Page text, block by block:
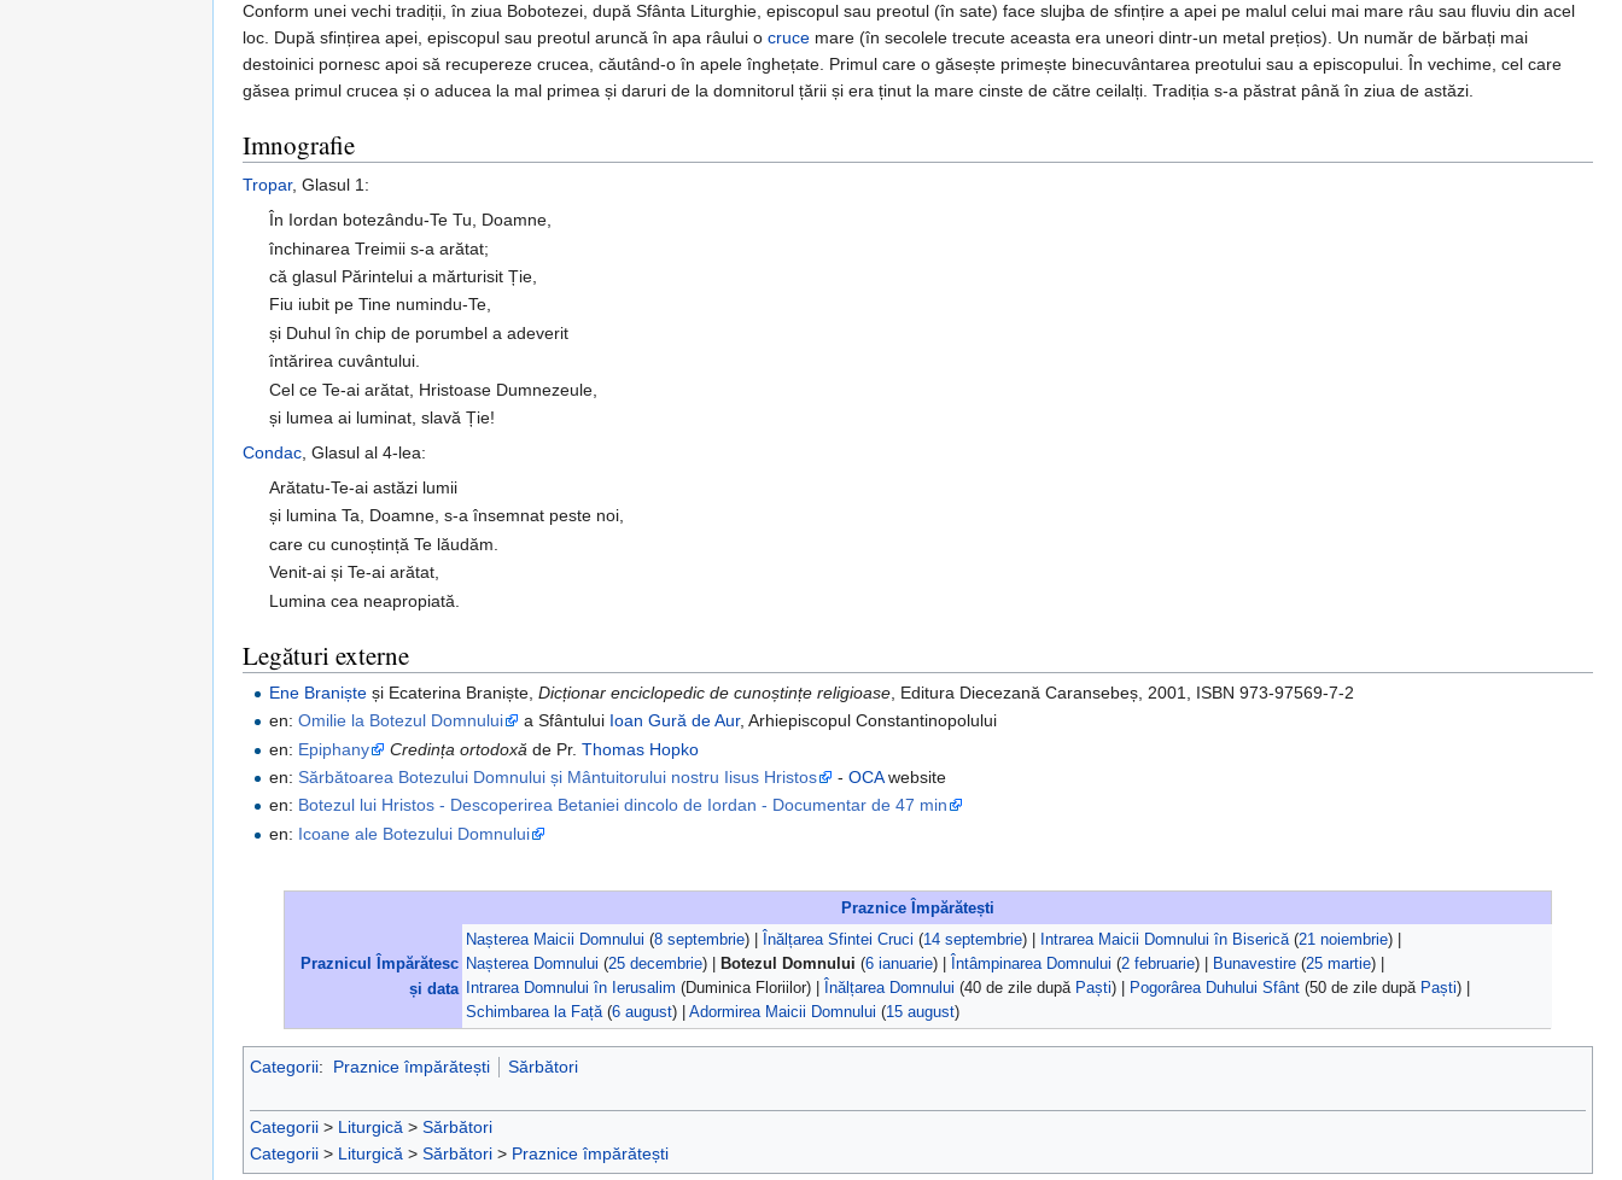
Conform unei vechi tradiții, în ziua Bobotezei, după Sfânta Liturghie, episcopul sau preotul (în sate) face slujba de sfințire a apei pe malul celui mai mare râu sau fluviu din acel
loc. După sfințirea apei, episcopul sau preotul aruncă în apa râului o cruce mare (în secolele trecute aceasta era uneori dintr-un metal prețios). Un număr de bărbați mai
destoinici pornesc apoi să recupereze crucea, căutând-o în apele înghețate. Primul care o găsește primește binecuvântarea preotului sau a episcopului. În vechime, cel care
găsea primul crucea și o aducea la mal primea și daruri de la domnitorul țării și era ținut la mare cinste de către ceilalți. Tradiția s-a păstrat până în ziua de astăzi.
Imnografie
Tropar, Glasul 1:
În Iordan botezându-Te Tu, Doamne,
închinarea Treimii s-a arătat;
că glasul Părintelui a mărturisit Ție,
Fiu iubit pe Tine numindu-Te,
și Duhul în chip de porumbel a adeverit
întărirea cuvântului.
Cel ce Te-ai arătat, Hristoase Dumnezeule,
și lumea ai luminat, slavă Ție!
Condac , Glasul al 4-lea:
Arătatu-Te-ai astăzi lumii
și lumina Ta, Doamne, s-a însemnat peste noi,
care cu cunoștință Te lăudăm.
Venit-ai și Te-ai arătat,
Lumina cea neapropiată.
Legături externe
Ene Braniște și Ecaterina Braniște,Dicționar enciclopedic de cunoștințe religioase , Editura Diecezană Caransebeș, 2001, ISBN 973-97569-7-2
en:Omilie la Botezul Domnului a Sfântului Ioan Gură de Aur, Arhiepiscopul Constantinopolului
en: Epiphany Credința ortodoxă de Pr.Thomas Hopko
en:Sărbătoarea Botezului Domnului și Mântuitorului nostru Iisus Hristos -OCAwebsite
en: Botezul lui Hristos - Descoperirea Betaniei dincolo de Iordan - Documentar de 47 min
en: Icoane ale Botezului Domnului
Praznice Împărătești
Praznicul Împărătesc
și data
Nașterea Maicii Domnului (8 septembrie) | Înălțarea Sfintei Cruci (14 septembrie) | Intrarea Maicii Domnului în Biserică (21 noiembrie) |
Nașterea Domnului (25 decembrie) | Botezul Domnului (6 ianuarie) | Întâmpinarea Domnului (2 februarie) | Bunavestire (25 martie) |
Intrarea Domnului în Ierusalim (Duminica Floriilor) | Înălțarea Domnului (40 de zile după Paști) | Pogorârea Duhului Sfânt (50 de zile după Paști) |
Schimbarea la Față (6 august) | Adormirea Maicii Domnului (15 august)
Categorii: Praznice împărătești Sărbători
Categorii > Liturgică > Sărbători
Categorii > Liturgică > Sărbători > Praznice împărătești